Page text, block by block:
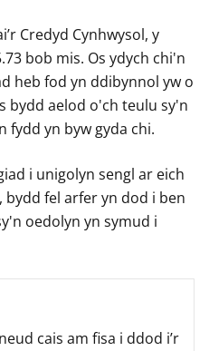
Credyd Cynhwysol, y
bob mis. Os ydych chi'n
heb fod yn ddibynnol yw o
bydd aelod o'ch teulu sy'n
fydd yn byw gyda chi.
i unigolyn sengl ar eich
fel arfer yn dod i ben
oedolyn yn symud i
cais am fisa i ddod i’r